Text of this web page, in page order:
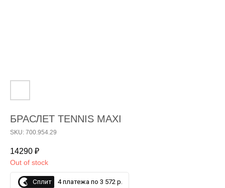
БРАСЛЕТ TENNIS MAXI
SKU: 700.954.29
14290 ₽
Out of stock
Сплит 4 платежа по 3 572 р.